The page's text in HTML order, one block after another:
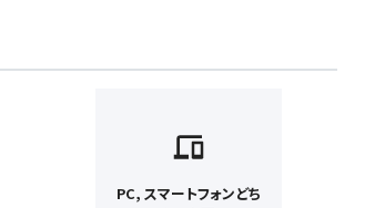
PC, スマートフォンどち